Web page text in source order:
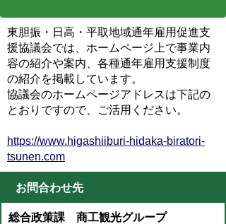
東胆振・日高・平取地域通年雇用促進支
援協議会では、ホームページ上で事業内
容の紹介や案内、各種通年雇用支援制度
の紹介を掲載しています。
協議会のホームページアドレスは下記の
とおりですので、ご活用ください。
https://www.higashiiburi-hidaka-biratori-
tsunen.com
お問合わせ先
総合政策課 商工観光グループ